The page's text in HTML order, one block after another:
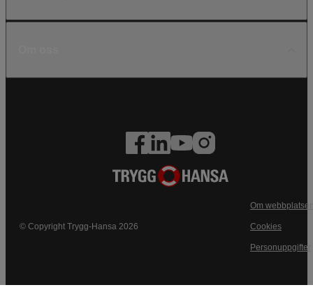
© Copyright Trygg-Hansa 2026
Om
Cookies
Personuppgifter